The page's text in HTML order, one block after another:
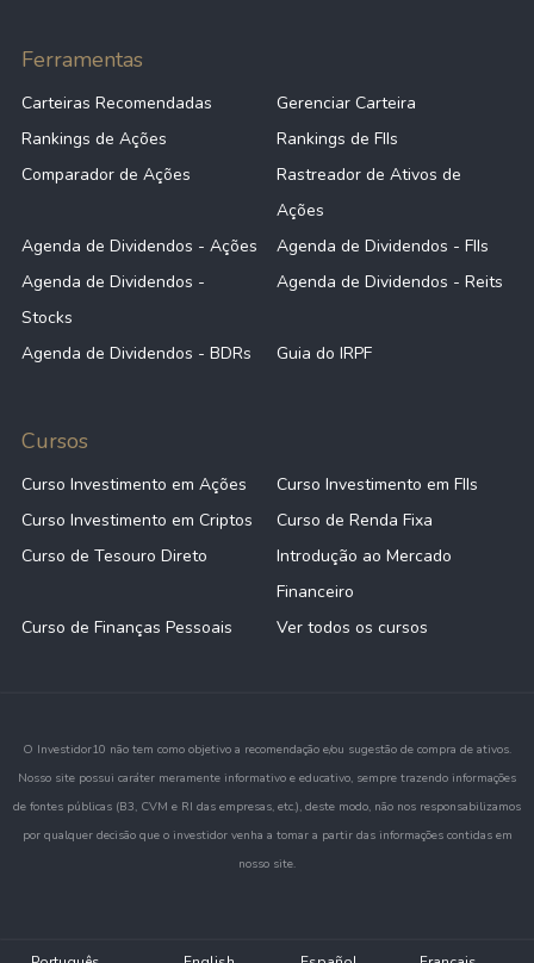
Ferramentas
Carteiras Recomendadas
Gerenciar Carteira
Rankings de Ações
Rankings de FIIs
Comparador de Ações
Rastreador de Ativos de
Ações
Agenda de Dividendos - Ações
Agenda de Dividendos - FIIs
Agenda de Dividendos -
Stocks
Agenda de Dividendos - Reits
Agenda de Dividendos - BDRs Guia do IRPF
Cursos
Curso Investimento em Ações
Curso Investimento em FIIs
Curso Investimento em Criptos
Curso de Renda Fixa
Curso de Tesouro Direto
Introdução ao Mercado
Financeiro
Curso de Finanças Pessoais
Ver todos os cursos
O Investidor10 não tem como objetivo a recomendação e/ou sugestão de compra de ativos.
Nosso site possui caráter meramente informativo e educativo, sempre trazendo informações
de fontes públicas (B3, CVM e RI das empresas, etc.), deste modo, não nos responsabilizamos
por qualquer decisão que o investidor venha a tomar a partir das informações contidas em
nosso site.